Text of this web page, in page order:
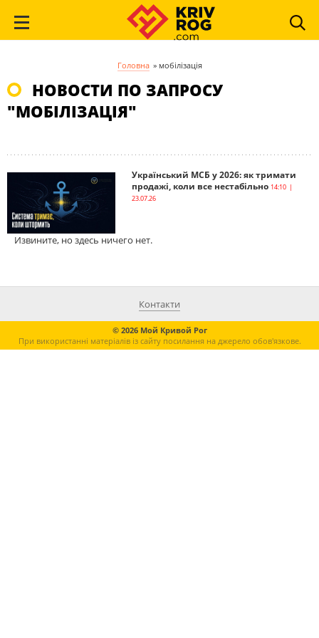
Головна » мобілізація
НОВОСТИ ПО ЗАПРОСУ
"МОБІЛІЗАЦІЯ"
Український МСБ у 2026: як тримати
продажі, коли все нестабільно 14:10 |
23.07.26
Извините, но здесь ничего нет.
Контакти
© 2026 Мой Кривой Рог
При використанні матеріалів із сайту посилання на джерело обов'язкове.